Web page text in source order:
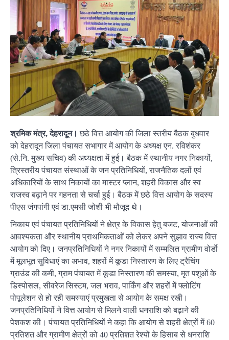
श्रमिक मंत्र, देहरादून।छठे वित्त आयोग की जिला स्तरीय बैठक बुधवार
को देहरादून जिला पंचायत सभागार में आयोग के अध्यक्ष एन. रविशंकर
(से.नि. मुख्य सचिव) की अध्यक्षता में हुई। बैठक में स्थानीय नगर निकायों,
त्रि़स्तरीय पंचायत संस्थाओं के जन प्रतिनिधियों, राजनैतिक दलों एवं
अधिकारियों के साथ निकायों का मास्टर प्लान, शहरी विकास और स्व
राजस्व बढ़ाने पर गहनता से चर्चा हुई। बैठक में छठे वित्त आयोग के सदस्य
पीएस जंगपांगी एवं डा.एमसी जोशी भी मौजूद थे।
निकाय एवं पंचायत प्रतिनिधियों ने क्षेत्र के विकास हेतु बजट, योजनाओं की
आवश्यकता और स्थानीय प्राथमिकताओं को लेकर अपने सुझाव राज्य वित्त
आयोग को दिए। जनप्रतिनिधियों ने नगर निकायों में सम्मलित ग्रामीण वोर्डाे
में मूलभूत सुविधाएं का अभाव, शहरों में कूडा निस्तारण के लिए ट्रैचिंग
ग्राउंड की कमी, ग्राम पंचायत में कूडा निस्तारण की समस्या, मृत पशुओं के
डिस्पोसल, सीवरेज सिस्टम, जल भराव, पार्किंग और शहरों में फ्लोटिंग
पोपूलेशन से हो रही समस्याएं प्रमुखता से आयोग के समक्ष रखी।
जनप्रतिनिधियों ने वित्त आयोग से मिलने वाली धनराशि को बढ़ाने की
पेशकश की। पंचायत प्रतिनिधियों ने कहा कि आयोग से शहरी क्षेत्रों में 60
प्रतिशत और ग्रामीण क्षेत्रों को 40 प्रतिशत रेश्यों के हिसाब से धनराशि